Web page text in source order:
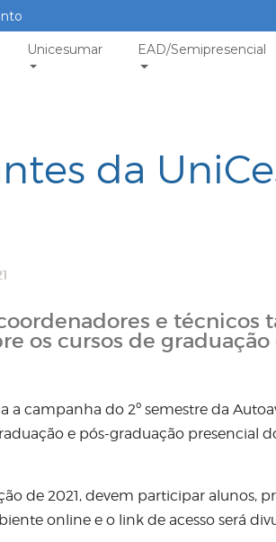
Unicesumar EAD/Semipresencial
da
e
os cursos de
a campanha do 2º semestre da
e pós-graduação presencial
de 2021, devem participar alunos,
online e o link de acesso será